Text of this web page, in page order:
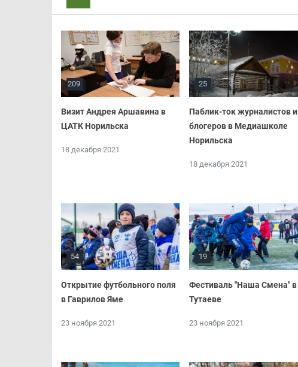
209
Визит Андрея Аршавина в
ЦАТК Норильска
18 декабря 2021
25
Паблик-ток журналистов и
блогеров в Медиашколе
Норильска
18 декабря 2021
54
Открытие футбольного поля
в Гаврилов Яме
23 ноября 2021
19
Фестиваль "Наша Смена" в
Тутаеве
23 ноября 2021